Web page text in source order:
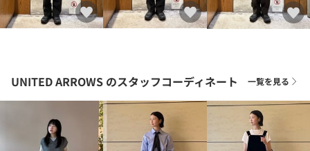
UNITED ARROWS のスタッフコーディネート 一覧を見る